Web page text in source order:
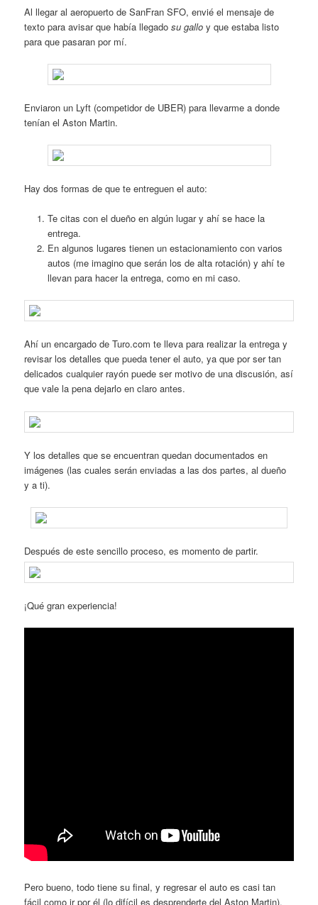
Al llegar al aeropuerto de SanFran SFO, envié el mensaje de
texto para avisar que había llegadosu gallo y que estaba listo
para que pasaran por mí.
Enviaron un Lyft (competidor de UBER) para llevarme a donde
tenían el Aston Martin.
Hay dos formas de que te entreguen el auto:
Te citas con el dueño en algún lugar y ahí se hace la
entrega.
En algunos lugares tienen un estacionamiento con varios
autos (me imagino que serán los de alta rotación) y ahí te
llevan para hacer la entrega, como en mi caso.
Ahí un encargado de Turo.com te lleva para realizar la entrega y
revisar los detalles que pueda tener el auto, ya que por ser tan
delicados cualquier rayón puede ser motivo de una discusión, así
que vale la pena dejarlo en claro antes.
Y los detalles que se encuentran quedan documentados en
imágenes (las cuales serán enviadas a las dos partes, al dueño
y a ti).
Después de este sencillo proceso, es momento de partir.
¡Qué gran experiencia!
Pero bueno, todo tiene su final, y regresar el auto es casi tan
fácil como ir por él (lo difícil es desprenderte del Aston Martin).